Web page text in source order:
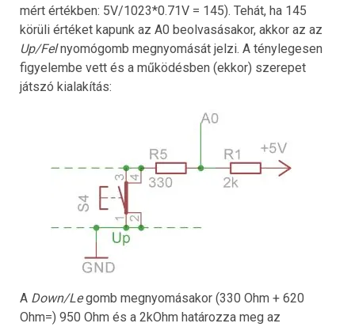
mért értékben: 5V/1023*0.71V = 145). Tehát, ha 145
körüli értéket kapunk az A0 beolvasásakor, akkor az az
Up/Felnyomógomb megnyomását jelzi. A ténylegesen
figyelembe vett és a működésben (ekkor) szerepet
játszó kialakítás:
A Down/Legomb megnyomásakor (330 Ohm + 620
Ohm=) 950 Ohm és a 2kOhm határozza meg az